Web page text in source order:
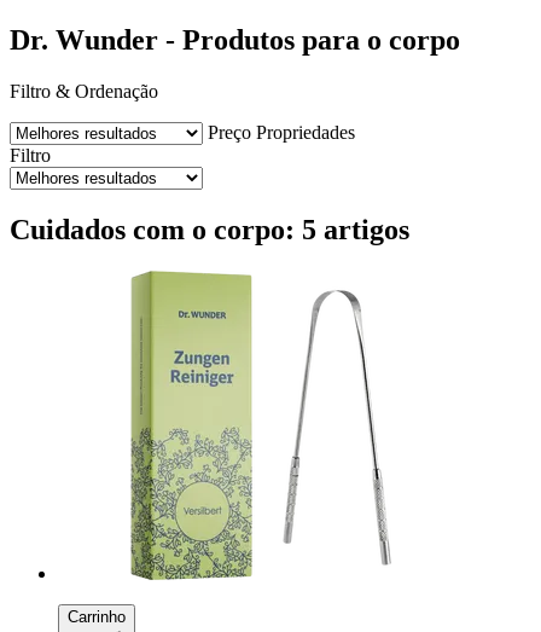
Dr. Wunder - Produtos para o corpo
Filtro & Ordenação
Preço Propriedades
Filtro
Cuidados com o corpo: 5 artigos
Carrinho